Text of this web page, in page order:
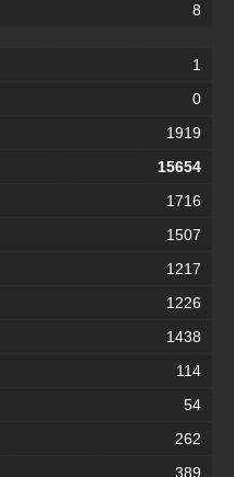
8
1
0
1919
15654
1716
1507
1217
1226
1438
114
54
262
389